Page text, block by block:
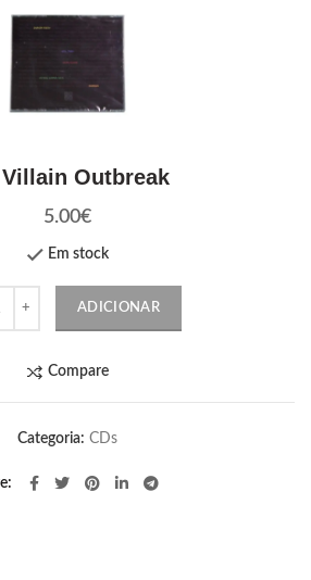
Villain Outbreak
5.00€
Em stock
ADICIONAR
Compare
Categoria: CDs